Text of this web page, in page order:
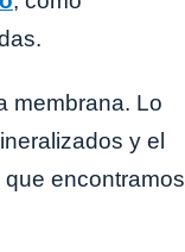
membrana. Lo
y el
encontramos